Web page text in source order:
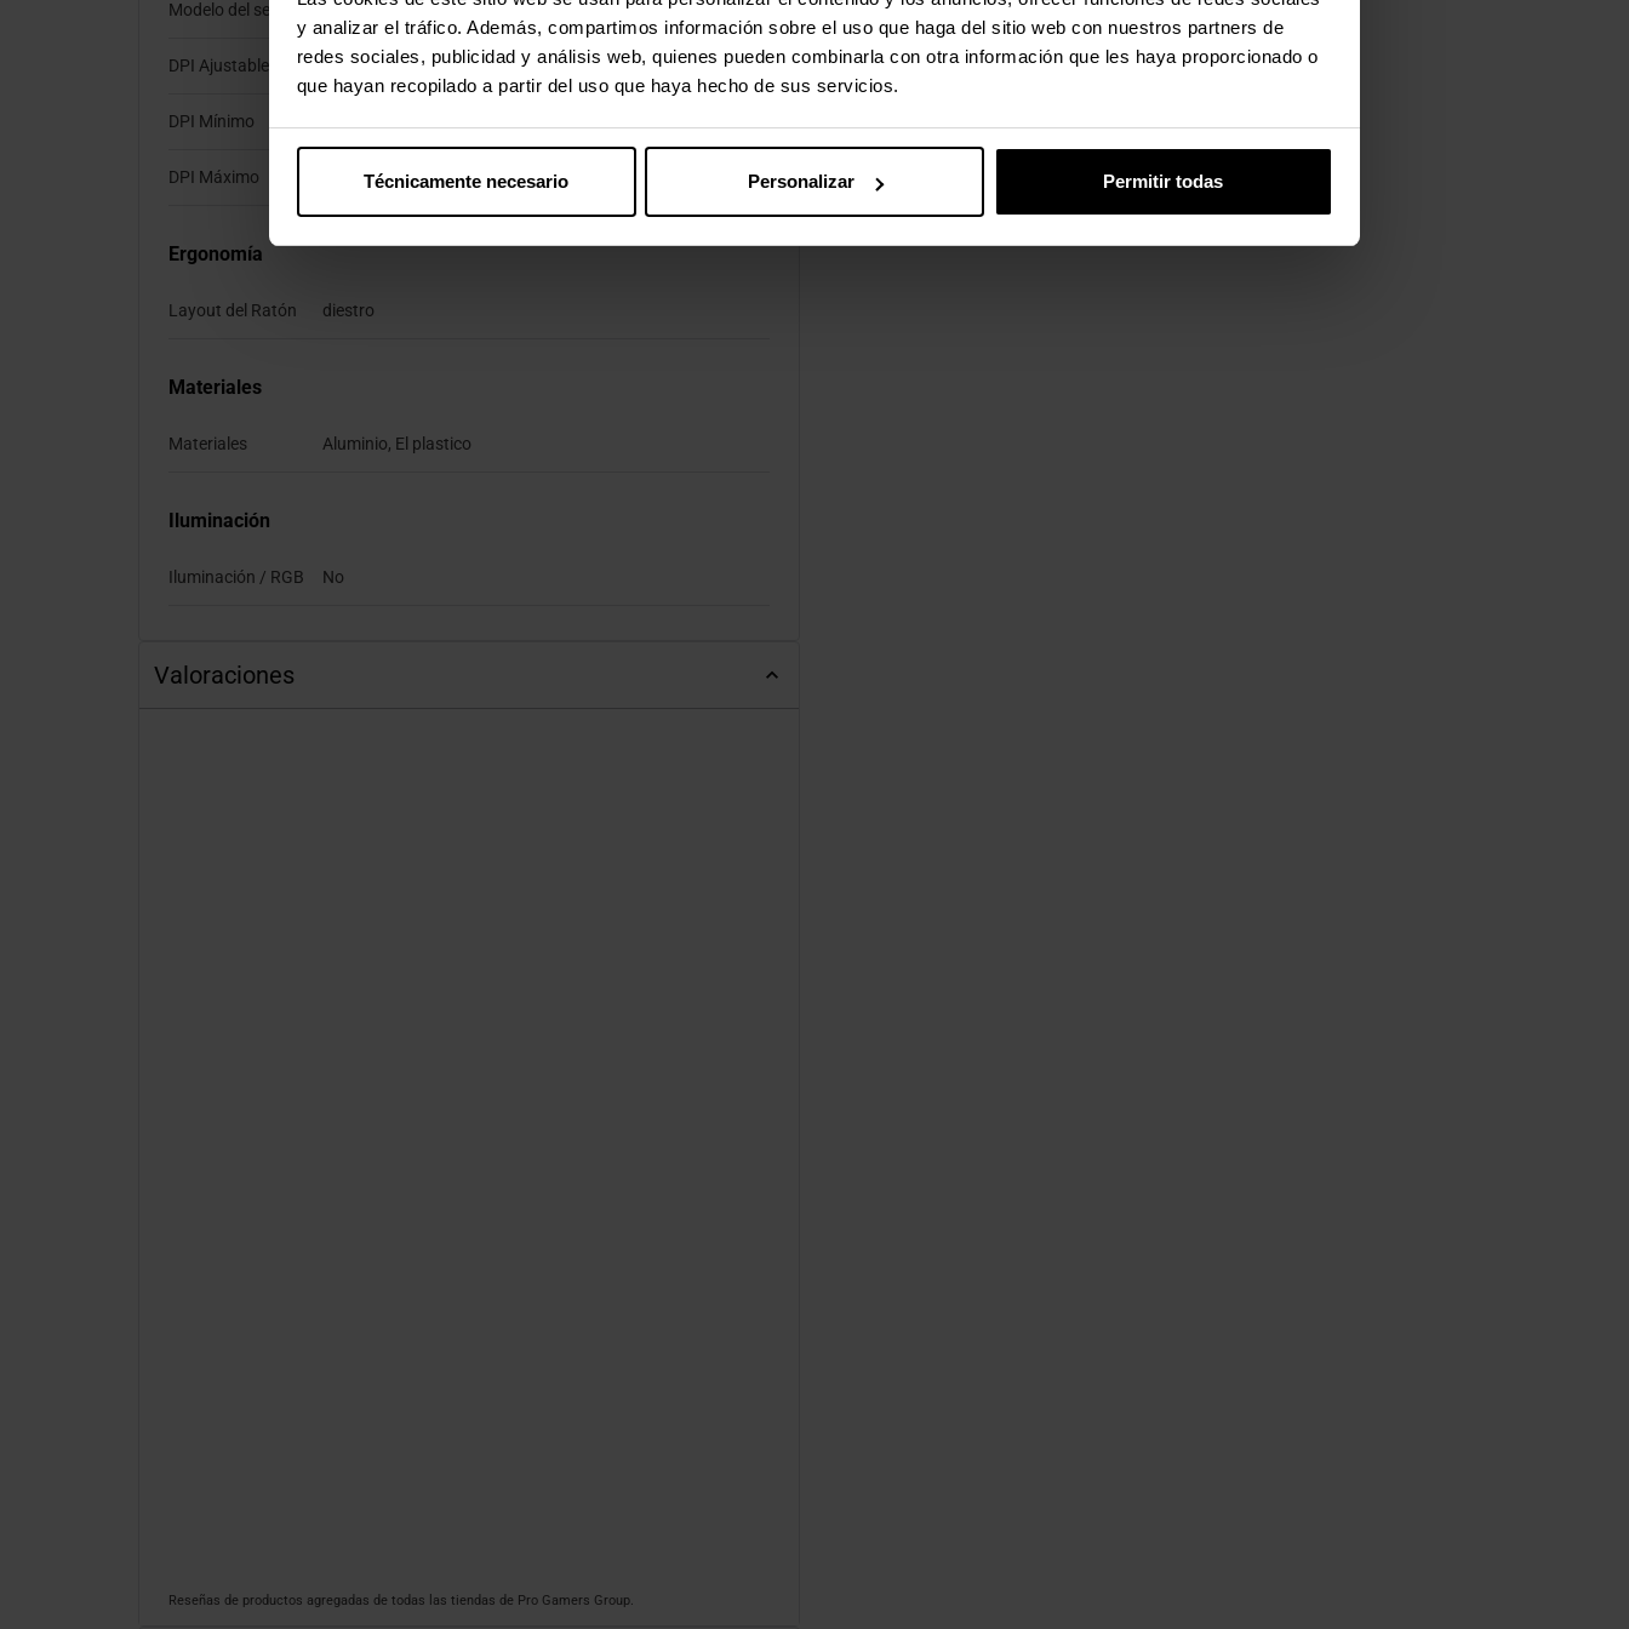
y analizar el tráfico. Además, compartimos información sobre el uso que haga del sitio web con nuestros partners de
redes sociales, publicidad y análisis web, quienes pueden combinarla con otra información que les haya proporcionado o
que hayan recopilado a partir del uso que haya hecho de sus servicios.
Técnicamente necesario Personalizar Permitir todas
Modelo del sensor Darkfield 8K
DPI Ajustable Sí
DPI Mínimo
DPI Máximo 8000 DPI
Ergonomía
Layout del Ratón diestro
Materiales
Materiales Aluminio, El plastico
Iluminación
Iluminación / RGB No
Valoraciones
Reseñas de productos agregadas de todas las tiendas de Pro Gamers Group.